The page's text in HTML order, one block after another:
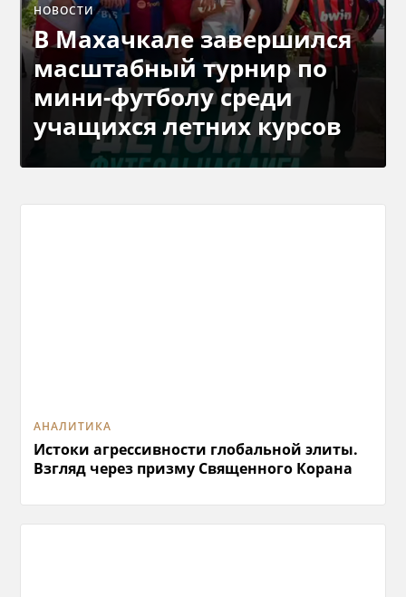
НОВОСТИ
В Махачкале завершился
масштабный турнир по
мини-футболу среди
учащихся летних курсов
АНАЛИТИКА
Истоки агрессивности глобальной элиты.
Взгляд через призму Священного Корана